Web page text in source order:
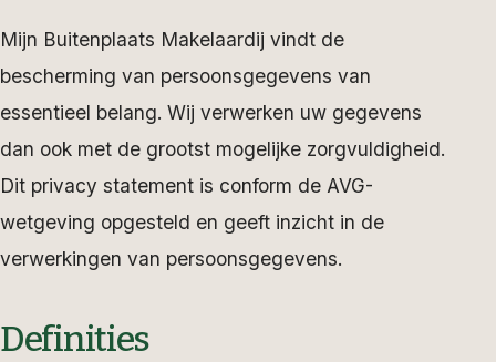
Mijn Buitenplaats Makelaardij vindt de
bescherming van persoonsgegevens van
essentieel belang. Wij verwerken uw gegevens
dan ook met de grootst mogelijke zorgvuldigheid.
Dit privacy statement is conform de AVG-
wetgeving opgesteld en geeft inzicht in de
verwerkingen van persoonsgegevens.
Definities